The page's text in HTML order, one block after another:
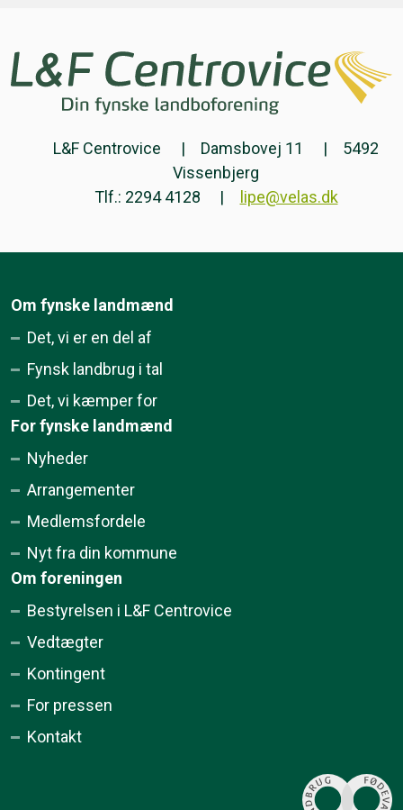
L&F Centrovice Damsbovej 11
5492
Vissenbjerg
Tlf.: 2294 4128
lipe@velas.dk
Om fynske landmænd
Det, vi er en del af
Fynsk landbrug i tal
Det, vi kæmper for
For fynske landmænd
Nyheder
Arrangementer
Medlemsfordele
Nyt fra din kommune
Om foreningen
Bestyrelsen i L&F Centrovice
Vedtægter
Kontingent
For pressen
Kontakt